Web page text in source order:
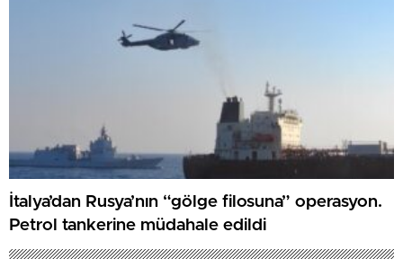
İtalya’dan Rusya’nın “gölge filosuna” operasyon.
Petrol tankerine müdahale edildi